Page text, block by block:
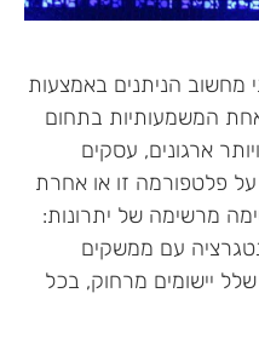
מחשוב הניתנים באמצעות
המשמעותיות בתחום
ארגונים, עסקים
פלטפורמה זו או אחרת
מרשימה של יתרונות:
עם ממשקים
יישומים מרחוק, בכל